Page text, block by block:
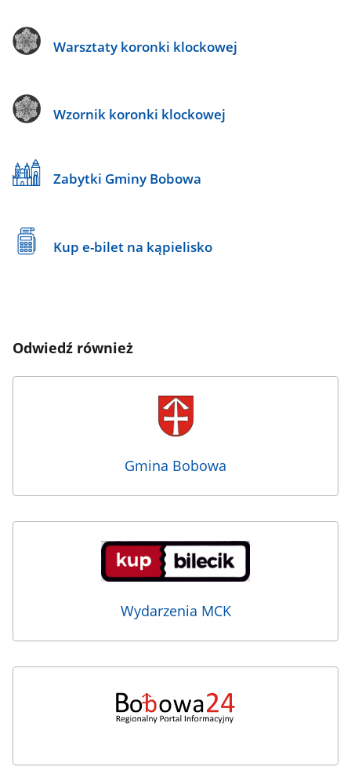
Warsztaty koronki klockowej
Wzornik koronki klockowej
Zabytki Gminy Bobowa
Kup e-bilet na kąpielisko
Odwiedź również
Gmina Bobowa
Wydarzenia MCK